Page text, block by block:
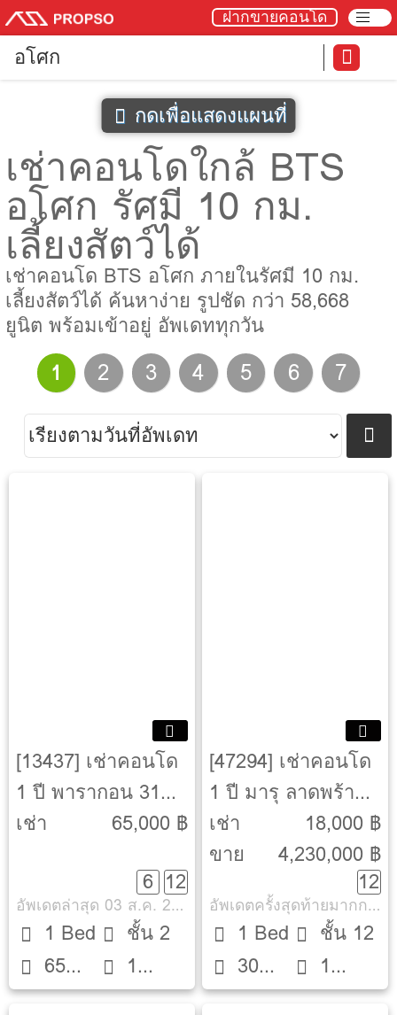
อโศก
ฝากขายคอนโด
กดเพื่อแสดงแผนที่
เช่าคอนโดใกล้ BTS
อโศก รัศมี 10 กม.
เลี้ยงสัตว์ได้
เช่าคอนโด BTS อโศก ภายในรัศมี 10 กม.
เลี้ยงสัตว์ได้ ค้นหาง่าย รูปชัด กว่า 58,668
ยูนิต พร้อมเข้าอยู่ อัพเดททุกวัน
1 2 3 4 5 6 7
[13437] เช่าคอนโด
1 ปี พารากอน 31
[Paragon 31]
เช่า
65,000 ฿
6 12
อัพเดตล่าสุด 03 ส.ค. 2569
1 Bed
65
ตรม.
ชั้น 2
1
ห้องน้ำ
[47294] เช่าคอนโด
1 ปี มารุ ลาดพร้าว
15 [Maru Ladprao
15]
เช่า
18,000 ฿
ขาย
4,230,000 ฿
12
อัพเดตครั้งสุดท้ายมากกว่า 30 วัน
1 Bed
30
ตรม.
ชั้น 12
1
ห้องน้ำ